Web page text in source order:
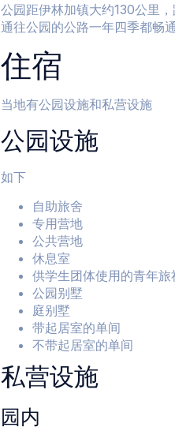
公园距伊林加镇大约130公里
通往公园的公路一年四季都畅通
住宿
当地有公园设施和私营设施
公园设施
如下
自助旅舍
专用营地
公共营地
休息室
供学生团体使用的青年旅
公园别墅
庭别墅
带起居室的单间
不带起居室的单间
私营设施
园内